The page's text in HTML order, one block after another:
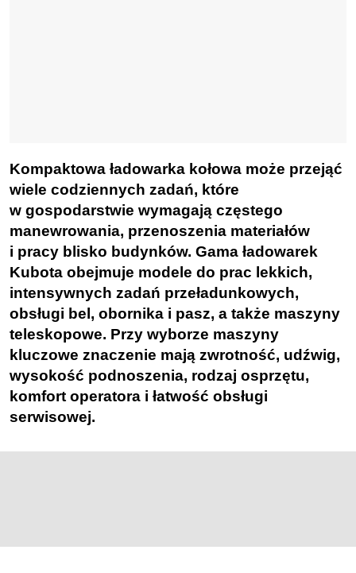
Kompaktowa ładowarka kołowa może przejąć
wiele codziennych zadań, które
w gospodarstwie wymagają częstego
manewrowania, przenoszenia materiałów
i pracy blisko budynków. Gama ładowarek
Kubota obejmuje modele do prac lekkich,
intensywnych zadań przeładunkowych,
obsługi bel, obornika i pasz, a także maszyny
teleskopowe. Przy wyborze maszyny
kluczowe znaczenie mają zwrotność, udźwig,
wysokość podnoszenia, rodzaj osprzętu,
komfort operatora i łatwość obsługi
serwisowej.